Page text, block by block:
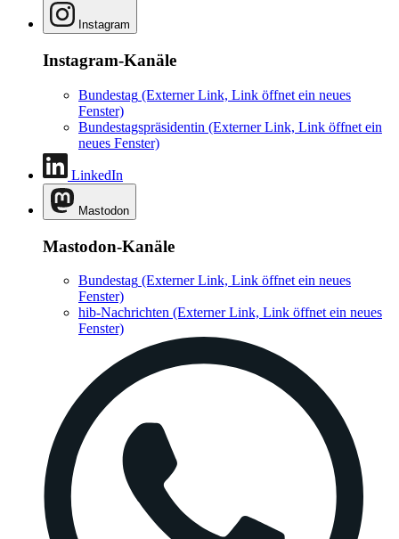
Instagram
Instagram-Kanäle
Bundestag (Externer Link, Link öffnet ein neues
Fenster)
Bundestagspräsidentin (Externer Link, Link öffnet ein
neues Fenster)
LinkedIn
Mastodon
Mastodon-Kanäle
Bundestag (Externer Link, Link öffnet ein neues
Fenster)
hib-Nachrichten (Externer Link, Link öffnet ein neues
Fenster)